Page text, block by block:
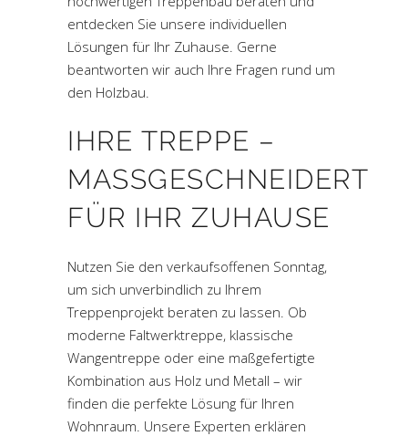
entdecken Sie unsere individuellen
Lösungen für Ihr Zuhause. Gerne
beantworten wir auch Ihre Fragen rund um
den Holzbau.
IHRE TREPPE –
MASSGESCHNEIDERT F
ÜR IHR ZUHAUSE
Nutzen Sie den verkaufsoffenen Sonntag,
um sich unverbindlich zu Ihrem
Treppenprojekt beraten zu lassen. Ob
moderne Faltwerktreppe, klassische
Wangentreppe oder eine maßgefertigte
Kombination aus Holz und Metall – wir
finden die perfekte Lösung für Ihren
Wohnraum. Unsere Experten erklären